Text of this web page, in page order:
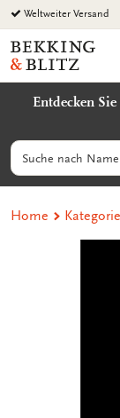
Zurück
zum
Inhalt
Weltweiter Versand
Bekking
&
Uitgevers
Entdecken
Suchen
Home